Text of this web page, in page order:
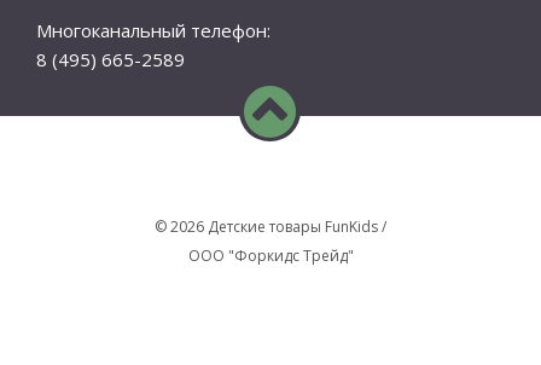
Многоканальный телефон:
8 (495) 665-2589
© 2026 Детские товары FunKids /
ООО "Форкидс Трейд"